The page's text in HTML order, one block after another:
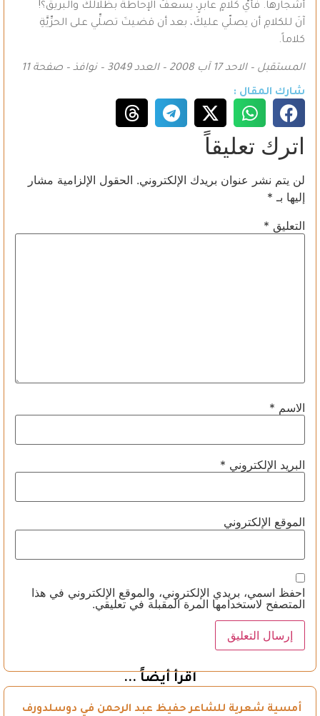
أشجارها. فأيُّ كلامٍ عابرٍ، يسعفُ الإحاطةَ بظلالكَ والبريق؟!
آنَ للكلامِ أن يصلّي عليكَ، بعد أن قضيتَ تصلِّي على الحرِّيَّةِ
كلاماً.
المستقبل – الاحد 17 آب 2008 – العدد 3049 – نوافذ – صفحة 11
شارك المقال :
اترك تعليقاً
لن يتم نشر عنوان بريدك الإلكتروني. الحقول الإلزامية مشار
إليها بـ *
التعليق *
الاسم *
البريد الإلكتروني *
الموقع الإلكتروني
احفظ اسمي، بريدي الإلكتروني، والموقع الإلكتروني في هذا
المتصفح لاستخدامها المرة المقبلة في تعليقي.
اقرأ أيضاً ...
أمسية شعرية للشاعر حفيظ عبد الرحمن في دوسلدورف